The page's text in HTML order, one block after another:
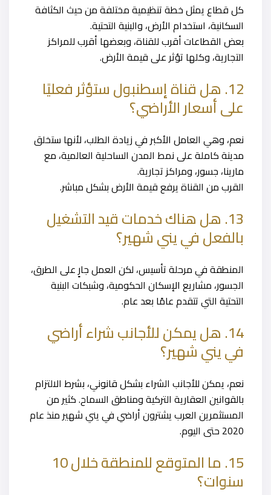
كل قطاع يمثل خطة تنظيمية مختلفة من حيث الكثافة
السكانية، استخدام الأرض، والبنية التحتية.
بعض القطاعات أقرب للقناة، وبعضها أقرب للمراكز
التجارية، وكلها تؤثر على قيمة الأرض.
12. هل قناة إسطنبولستؤثر فعليًا
على أسعار الأراضي؟
نعم، وهي العامل الأكبر في زيادة الطلب، لأنها ستخلق
مدينة كاملة على نمط المدن الساحلية العالمية، مع
مارينا، جسور، ومراكز تجارية.
القرب من القناة يرفع قيمة الأرض بشكل مباشر.
13. هل هناك خدمات قيد التشغيل
بالفعل في يني شهير؟
المنطقة في مرحلة تأسيس، لكن العمل جارٍ على الطرق،
الجسور، مشاريع الإسكان الحكومية، وشبكات البنية
التحتية التي تتقدم عامًا بعد عام.
14. هل يمكن للأجانب شراء أراضي
في يني شهير؟
نعم، يمكن للأجانب الشراء بشكل قانوني، بشرط الالتزام
بالقوانين العقارية التركية ومناطق السماح. كثير من
المستثمرين العرب يشترون أراضي في يني شهير منذ عام
2020 حتى اليوم.
15. ما المتوقع للمنطقة خلال 10
سنوات؟